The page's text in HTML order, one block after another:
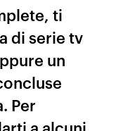
ti
di serie tv
un
Per